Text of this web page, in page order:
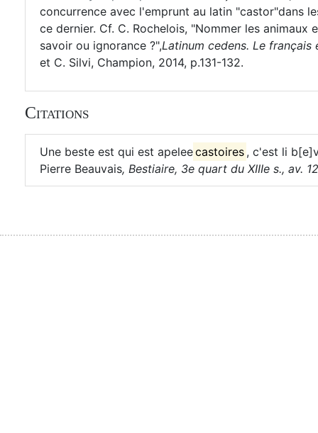
concurrence avec l'emprunt au latin "castor"dans
ce dernier. Cf. C. Rochelois, "Nommer les
savoir ou ignorance ?",Latinum cedens. Le
et C. Silvi, Champion, 2014, p.131-132.
Citations
Une beste est qui est apeleecastoires , c'est li
Pierre Beauvais, Bestiaire, 3e quart du XIIIe s., av.